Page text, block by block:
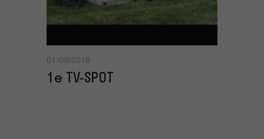
01/09/2018
1e TV-SPOT